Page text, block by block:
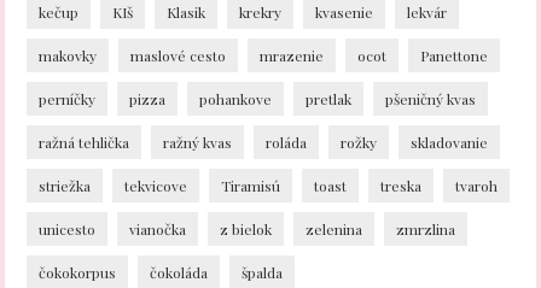
kečup KIš Klasik krekry kvasenie lekvár
makovky maslové cesto mrazenie ocot Panettone
perníčky pizza pohankove pretlak pšeničný kvas
ražná tehlička ražný kvas roláda rožky skladovanie
striežka tekvicove Tiramisú toast treska tvaroh
unicesto vianočka z bielok zelenina zmrzlina
čokokorpus čokoláda špalda